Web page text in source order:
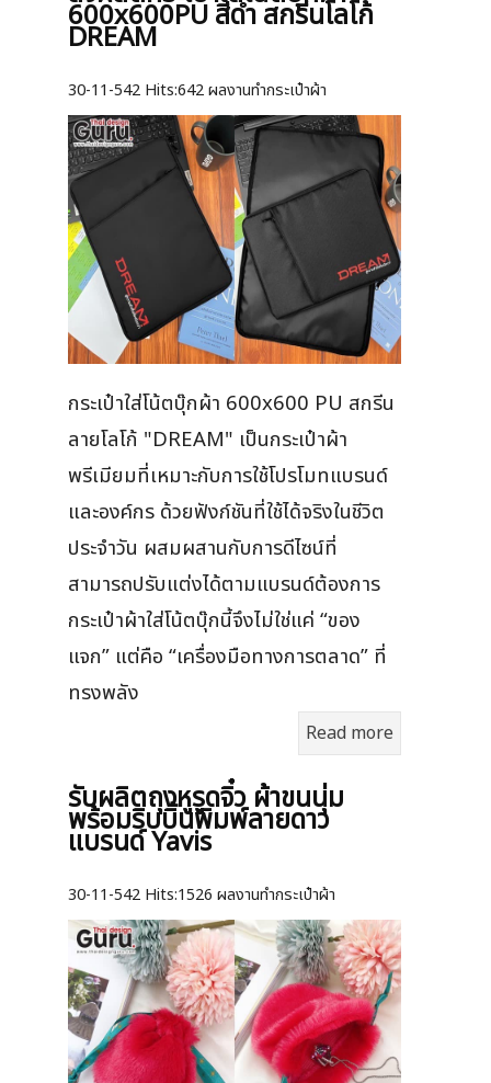
600x600PU สีดำ สกรีนโลโก้
DREAM
30-11-542 Hits:642 ผลงานทำกระเป๋าผ้า
กระเป๋าใส่โน้ตบุ๊กผ้า 600x600 PU สกรีน
ลายโลโก้ "DREAM" เป็นกระเป๋าผ้า
พรีเมียมที่เหมาะกับการใช้โปรโมทแบรนด์
และองค์กร ด้วยฟังก์ชันที่ใช้ได้จริงในชีวิต
ประจำวัน ผสมผสานกับการดีไซน์ที่
สามารถปรับแต่งได้ตามแบรนด์ต้องการ
กระเป๋าผ้าใส่โน้ตบุ๊กนี้จึงไม่ใช่แค่ “ของ
แจก” แต่คือ “เครื่องมือทางการตลาด” ที่
ทรงพลัง
Read more
รับผลิตถุงหูรูดจิ๋ว ผ้าขนนุ่ม
พร้อมริบบิ้นพิมพ์ลายดาว
แบรนด์ Yavis
30-11-542 Hits:1526 ผลงานทำกระเป๋าผ้า